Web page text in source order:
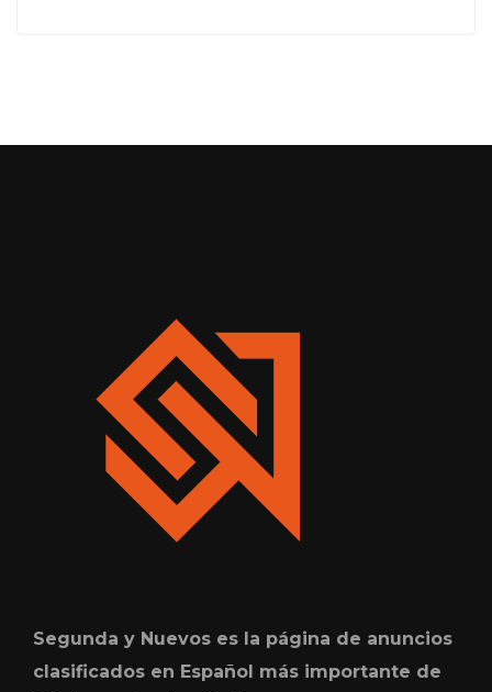
Segunda y Nuevos es la página de anuncios
clasificados en Español más importante de